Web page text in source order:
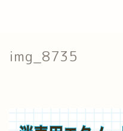
img_8735